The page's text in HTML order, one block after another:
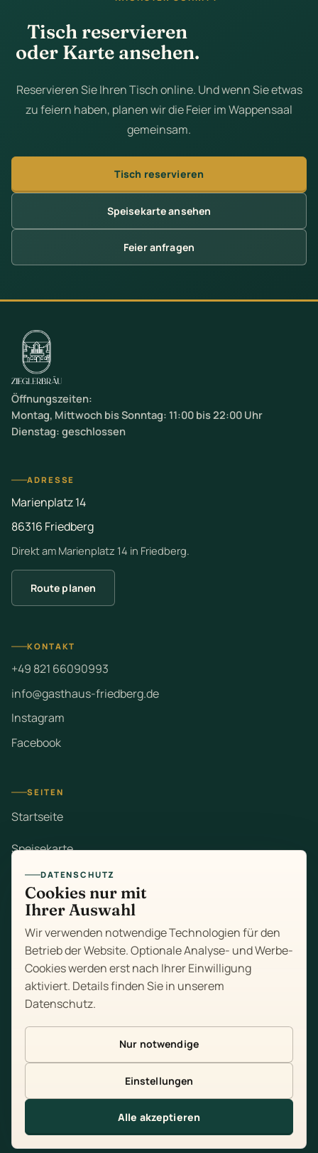
Tisch reservieren
oder Karte ansehen.
Reservieren Sie Ihren Tisch online. Und wenn Sie etwas
zu feiern haben, planen wir die Feier im Wappensaal
gemeinsam.
Tisch reservieren
Speisekarte ansehen
Feier anfragen
Öffnungszeiten:
Montag, Mittwoch bis Sonntag: 11:00 bis 22:00 Uhr
Dienstag: geschlossen
ADRESSE
Marienplatz 14
86316 Friedberg
Direkt am Marienplatz 14 in Friedberg.
Route planen
KONTAKT
+49 821 66090993
info@gasthaus-friedberg.de
Instagram
Facebook
SEITEN
Startseite
Speisekarte
Mittagstisch
Zum Mitnehmen
Feiern
Über uns
Kontakt
Cookie-Einstellungen
Tisch reservieren
DATENSCHUTZ
Cookies nur mit
Ihrer Auswahl
Wir verwenden notwendige Technologien für den
Betrieb der Website. Optionale Analyse- und Werbe-
Cookies werden erst nach Ihrer Einwilligung
aktiviert. Details finden Sie in unserem
Datenschutz.
Nur notwendige
Einstellungen
Alle akzeptieren